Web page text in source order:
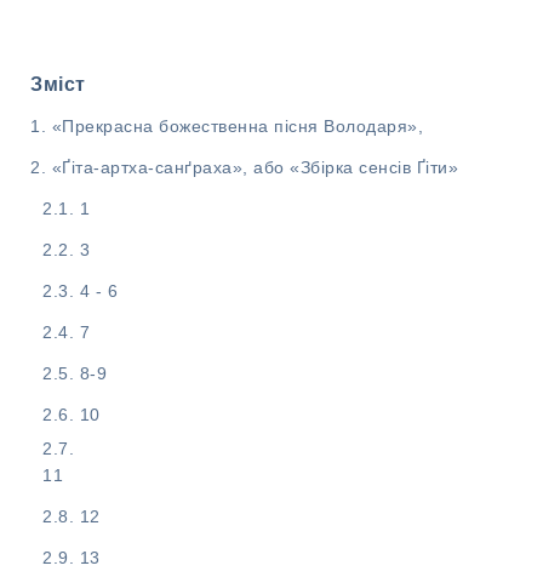
Зміст
«Прекрасна божественна пісня Володаря»,
«Ґіта-артха-санґраха», або «Збірка сенсів Ґіти»
1
3
4 - 6
7
8-9
10
11
12
13